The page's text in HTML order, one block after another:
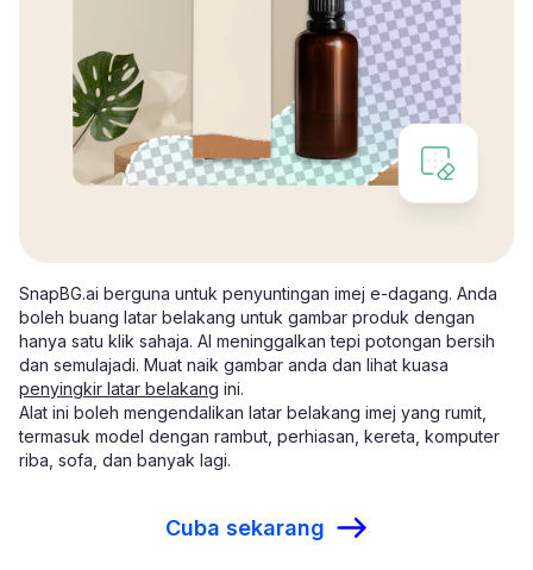
SnapBG.ai berguna untuk penyuntingan imej e-dagang. Anda
boleh buang latar belakang untuk gambar produk dengan
hanya satu klik sahaja. AI meninggalkan tepi potongan bersih
dan semulajadi. Muat naik gambar anda dan lihat kuasa
penyingkir latar belakang ini.
Alat ini boleh mengendalikan latar belakang imej yang rumit,
termasuk model dengan rambut, perhiasan, kereta, komputer
riba, sofa, dan banyak lagi.
Cuba sekarang